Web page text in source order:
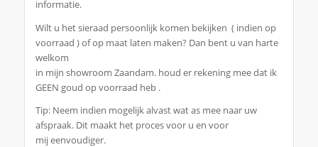
informatie.
Wilt u het sieraad persoonlijk komen bekijken ( indien op
voorraad ) of op maat laten maken? Dan bent u van harte
welkom
in mijn showroom Zaandam. houd er rekening mee dat ik
GEEN goud op voorraad heb .
Tip: Neem indien mogelijk alvast wat as mee naar uw
afspraak. Dit maakt het proces voor u en voor
mij eenvoudiger.